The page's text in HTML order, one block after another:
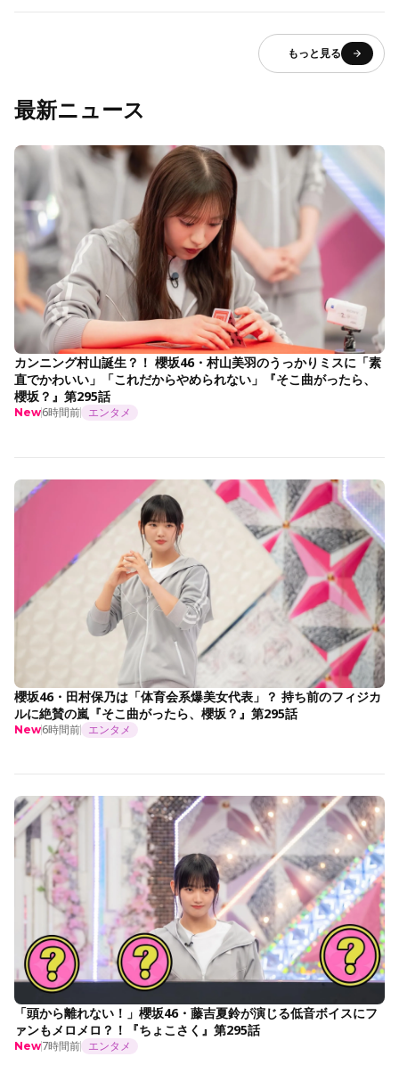
もっと見る
最新ニュース
カンニング村山誕生？！ 櫻坂46・村山美羽のうっかりミスに「素
直でかわいい」「これだからやめられない」『そこ曲がったら、
櫻坂？』第295話
New6時間前 エンタメ
櫻坂46・田村保乃は「体育会系爆美女代表」？ 持ち前のフィジカ
ルに絶賛の嵐『そこ曲がったら、櫻坂？』第295話
New6時間前 エンタメ
「頭から離れない！」櫻坂46・藤吉夏鈴が演じる低音ボイスにフ
ァンもメロメロ？！『ちょこさく』第295話
New7時間前 エンタメ